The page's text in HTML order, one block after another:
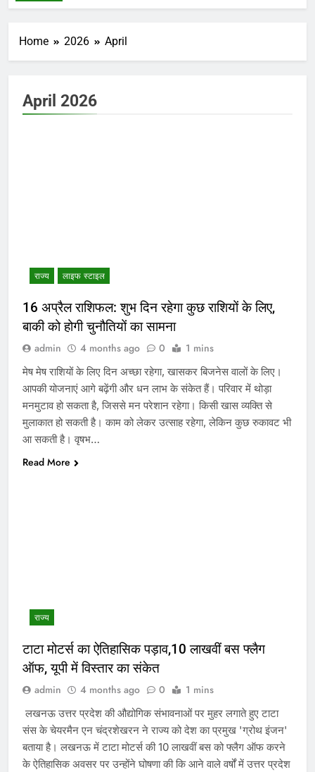
Home 2026 April
April 2026
राज्य लाइफ स्टाइल
16 अप्रैल राशिफल: शुभ दिन रहेगा कुछ राशियों के लिए,
बाकी को होगी चुनौतियों का सामना
admin 4 months ago 0 1 mins
मेष मेष राशियों के लिए दिन अच्छा रहेगा, खासकर बिजनेस वालों के लिए।
आपकी योजनाएं आगे बढ़ेंगी और धन लाभ के संकेत हैं। परिवार में थोड़ा
मनमुटाव हो सकता है, जिससे मन परेशान रहेगा। किसी खास व्यक्ति से
मुलाकात हो सकती है। काम को लेकर उत्साह रहेगा, लेकिन कुछ रुकावट भी
आ सकती है। वृषभ…
Read More
राज्य
टाटा मोटर्स का ऐतिहासिक पड़ाव,10 लाखवीं बस फ्लैग
ऑफ, यूपी में विस्तार का संकेत
admin 4 months ago 0 1 mins
लखनऊ उत्तर प्रदेश की औद्योगिक संभावनाओं पर मुहर लगाते हुए टाटा
संस के चेयरमैन एन चंद्रशेखरन ने राज्य को देश का प्रमुख 'ग्रोथ इंजन'
बताया है। लखनऊ में टाटा मोटर्स की 10 लाखवीं बस को फ्लैग ऑफ करने
के ऐतिहासिक अवसर पर उन्होंने घोषणा की कि आने वाले वर्षों में उत्तर प्रदेश